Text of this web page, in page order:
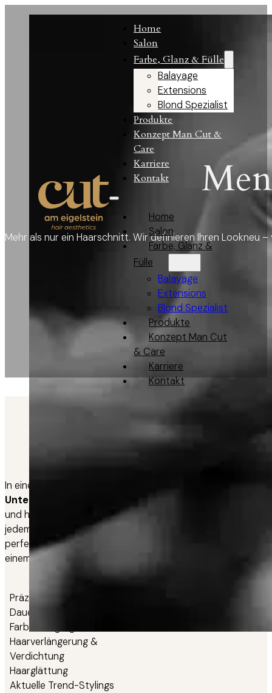
Home
Salon
Farbe, Glanz & Fülle
Balayage
Extensions
Blond Spezialist
Produkte
Konzept Man Cut &
Care
Karriere
Kontakt
Home
Salon
Farbe, Glanz &
Fülle
Balayage
Extensions
Blond Spezialist
Produkte
Konzept Man Cut
& Care
Karriere
Kontakt
Mehr als nur ein Haarschnitt. Wir definieren Ihren Lookneu
Der moderne Mann
In einer Welt, in der Individualität und persönlicher
Unterschrift
, ein kraftvolles Statement Ihrer
und hervorhebt, im Einklang mit aktueller Mode und den
jedem Detail zu unterstreichen. Bei uns im Salon
perfekte Styling zu finden, das nicht nur zu Ihrer
einem Look, der so unverwechselbar ist wie Sie selbst.
Präzisions-Haarschnitte
Dauerwelle
Farbe & Highlights
Haarverlängerung &
Verdichtung
Haarglättung
Aktuelle Trend-Stylings